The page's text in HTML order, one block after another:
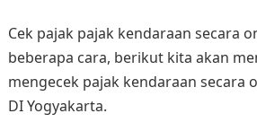
Cek pajak pajak kendaraan secara
beberapa cara, berikut kita akan
mengecek pajak kendaraan secara
DI Yogyakarta.